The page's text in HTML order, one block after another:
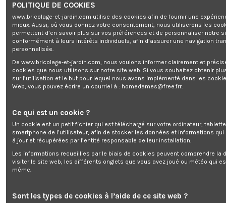
ASPIRATEUR EAU ET POUSSIERES 1500W 50L
INOX
Rupture de stock
0,00 €
TTC
POLITIQUE DE COOKIES
www.bricolage-et-jardin.com utilise des cookies afin de fournir une
mieux. Aussi, où vous donnez votre consentement, nous utiliserons les
permettent d’en savoir plus sur vos préférences et de personnaliser notre
conformément à leurs intérêts individuels, afin d’assurer une navigation
personnalisée.
De www.bricolage-et-jardin.com, nous voulons informer clairement et
cookies que nous utilisons sur notre site web. Si vous souhaitez obtenir
sur l’utilisation et le but pour lequel nous avons implémenté dans les
Web, vous pouvez écrire un courriel à : homedames@free.frr.
Ce qui est un cookie ?
Un cookie est un petit fichier qui est téléchargé sur votre ordinateur,
smartphone de l’utilisateur, afin de stocker les données et informations
à jour et récupérées par l’entité responsable de leur installation.
Les informations recueillies par le biais de cookies peuvent comprendre la
visiter le site web, les différents onglets que vous avez joué ou météo qui
même.
Sont les types de cookies à l’aide de ce site web ?